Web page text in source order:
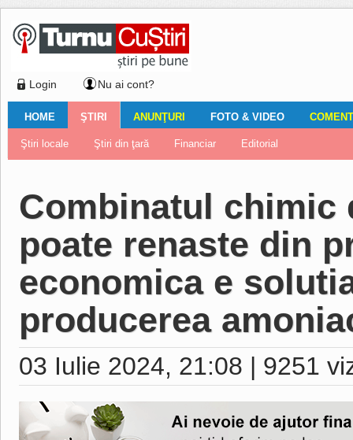
Login Nu ai cont?
HOME
Ştiri locale Turnaţi aici! Nemulţumirile localnicilor
ŞTIRI
Ştiri locale Ştiri din ţară Financiar Editorial
ANUNŢURI
Imobiliare Auto Închirieri Vânzări Locuri de muncă
FOTO & VIDEO
Galerii Foto Galerii video
Comentariul zilei
Combinatul chimic
poate renaste din
economica e
producerea
03 Iulie 2024, 21:08 | 9251